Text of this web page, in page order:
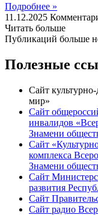
Подробнее »
11.12.2025
Читать больше
Публикаций больше
Полезные
Сайт
мир»
Сайт
инвалидов
Знамени
Сайт
комплекса
Знамени
Сайт
развития
Сайт
Сайт радио